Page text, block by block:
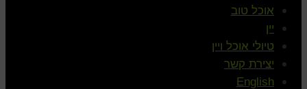
אוכל טוב
יין
טיולי אוכל ויין
יצירת קשר
English